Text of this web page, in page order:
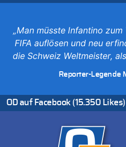
Vorwürfe gegen Präsident Gianni
Zweite Hitzewelle in diesem
06.08.2026 - 16:39 von Noah
Zweite Hitzewelle in diesem
Zweite Hitzewelle in diesem
Wasserstand des Rheins in NRW
06.08.2026 - 15:51 von SuperBoy
06.08.2026 - 15:42 von PvD zu
„Man müsste Infantino
FIFA auflösen und neu
die Schweiz Weltmeister,
Reporter-Legende
OD auf Facebook (15.350 Likes)